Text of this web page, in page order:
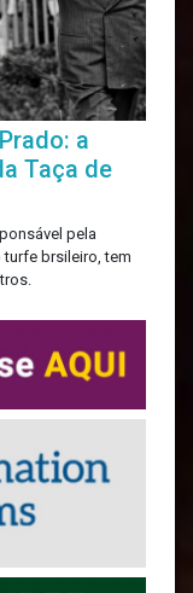
a
Taça de
pela
brsileiro, tem